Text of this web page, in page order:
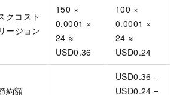
クコスト
ージョン
150 ×
0.0001 ×
24 ≈
USD0.36
100 ×
0.0001 ×
24 ≈
USD0.24
約額
USD0.36 −
USD0.24 =